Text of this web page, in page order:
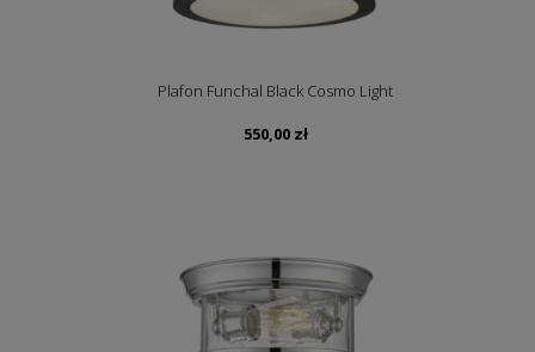
Plafon Funchal Black Cosmo Light
550,00 zł